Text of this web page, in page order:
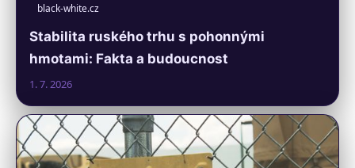
black-white.cz
Stabilita ruského trhu s pohonnými
hmotami: Fakta a budoucnost
1. 7. 2026